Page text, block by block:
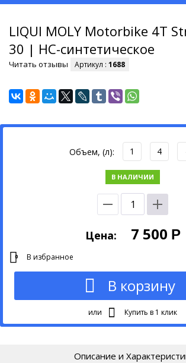
LIQUI MOLY Motorbike 4T
30 | НС-синтетическое
Читать отзывы Артикул : 1688
Объем, (л): 1 4
В НАЛИЧИИ
Цена: 7 500 Р
0 В избранное
В корзину
или Купить в 1 клик
Описание и